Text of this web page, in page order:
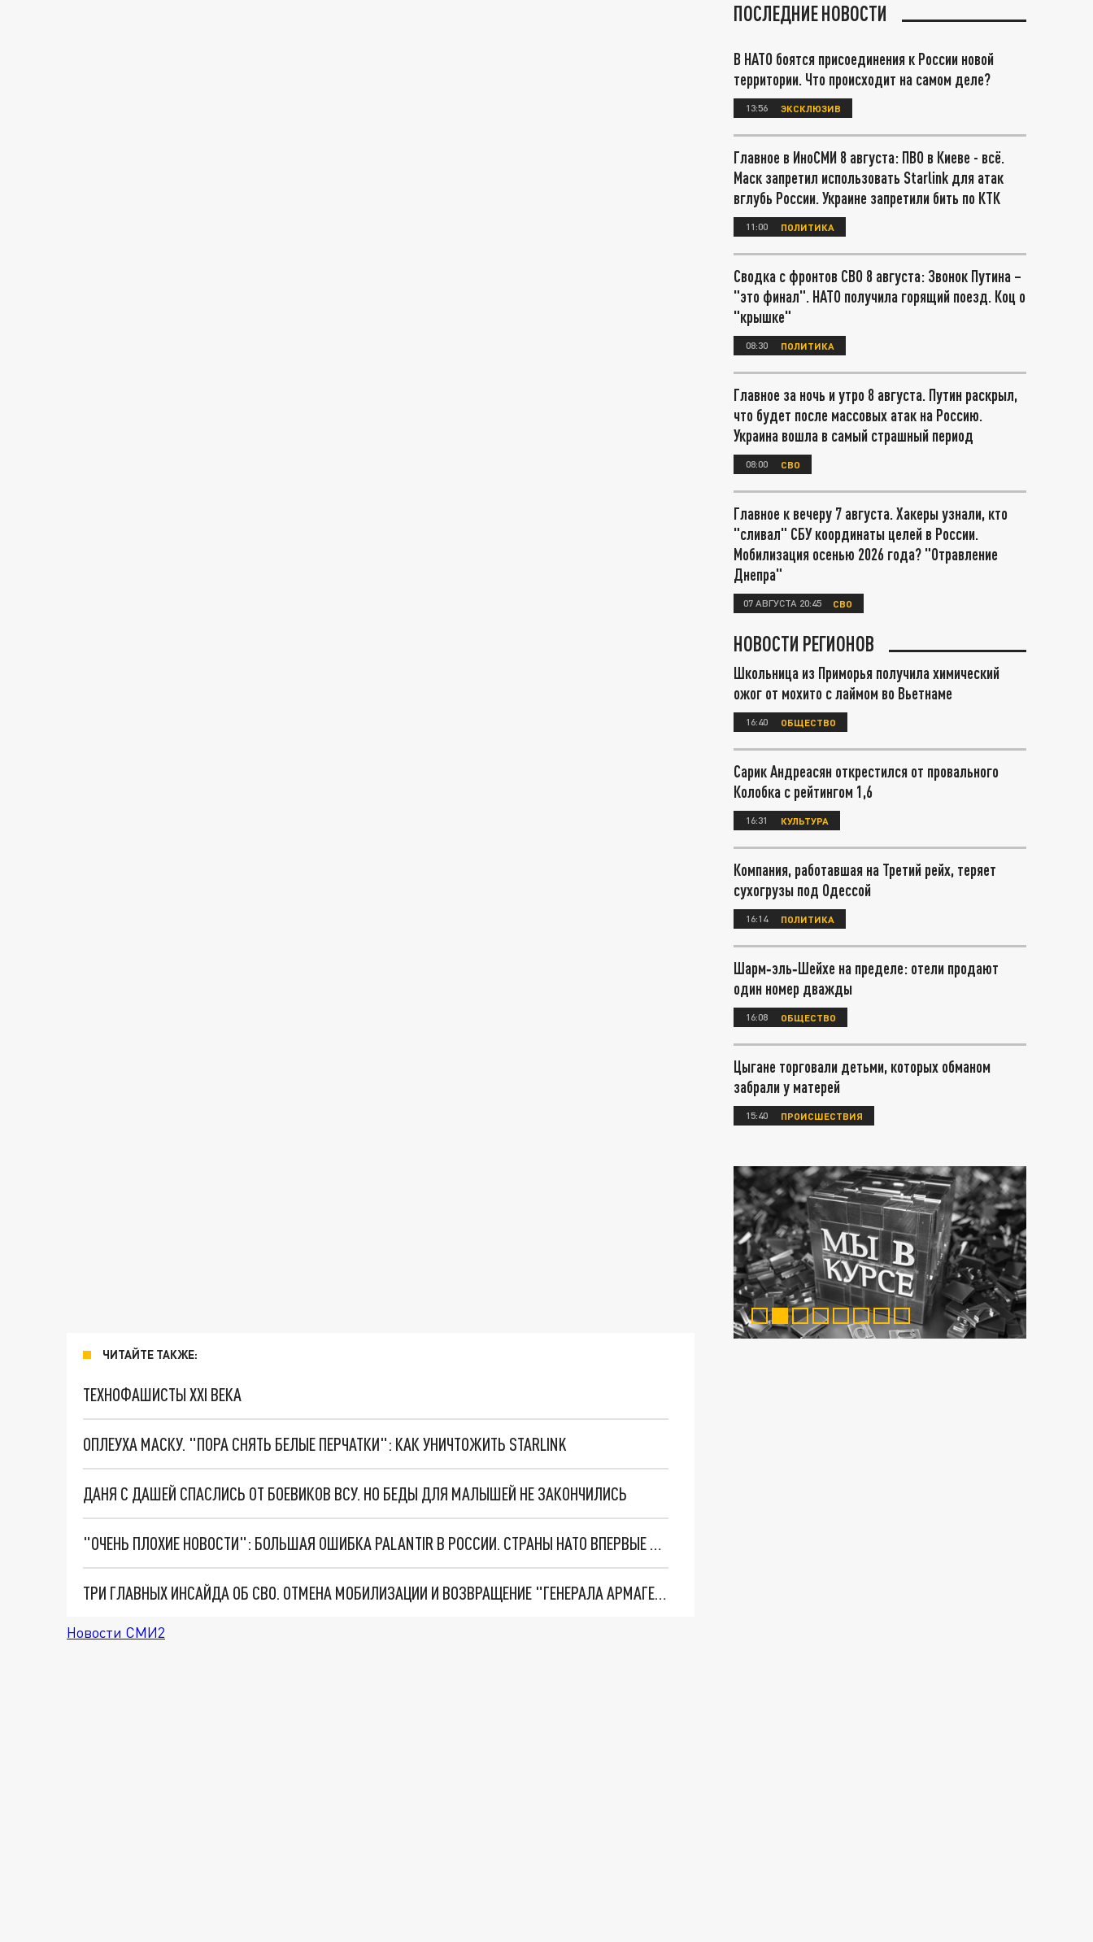
ЧИТАЙТЕ ТАКЖЕ:
ТЕХНОФАШИСТЫ XXI ВЕКА
ОПЛЕУХА МАСКУ. "ПОРА СНЯТЬ БЕЛЫЕ ПЕРЧАТКИ": КАК УНИЧТОЖИТЬ STARLINK
ДАНЯ С ДАШЕЙ СПАСЛИСЬ ОТ БОЕВИКОВ ВСУ. НО БЕДЫ ДЛЯ МАЛЫШЕЙ НЕ ЗАКОНЧИЛИСЬ
"ОЧЕНЬ ПЛОХИЕ НОВОСТИ": БОЛЬШАЯ ОШИБКА PALANTIR В РОССИИ. СТРАНЫ НАТО ВПЕРВЫЕ ЗА СВО ОСТАНОВИЛИ ПОСТАВКИ ОРУЖИЯ. ВСУ ТЕРЯЮТ ПРИГРАНИЧЬЕ?
ТРИ ГЛАВНЫХ ИНСАЙДА ОБ СВО. ОТМЕНА МОБИЛИЗАЦИИ И ВОЗВРАЩЕНИЕ "ГЕНЕРАЛА АРМАГЕДДОНА"? ОТЛИЧНЫЕ НОВОСТИ, КОТОРЫЕ ЖДАЛИ ВСЕ
Новости СМИ2
ПОСЛЕДНИЕ НОВОСТИ
В НАТО боятся присоединения к России новой
территории. Что происходит на самом деле?
13:56 ЭКСКЛЮЗИВ
Главное в ИноСМИ 8 августа: ПВО в Киеве - всё.
Маск запретил использовать Starlink для атак
вглубь России. Украине запретили бить по КТК
11:00 ПОЛИТИКА
Сводка с фронтов СВО 8 августа: Звонок Путина –
"это финал". НАТО получила горящий поезд. Коц о
"крышке"
08:30 ПОЛИТИКА
Главное за ночь и утро 8 августа. Путин раскрыл,
что будет после массовых атак на Россию.
Украина вошла в самый страшный период
08:00 СВО
Главное к вечеру 7 августа. Хакеры узнали, кто
"сливал" СБУ координаты целей в России.
Мобилизация осенью 2026 года? "Отравление
Днепра"
07 АВГУСТА 20:45 СВО
НОВОСТИ РЕГИОНОВ
Школьница из Приморья получила химический
ожог от мохито с лаймом во Вьетнаме
16:40 ОБЩЕСТВО
Сарик Андреасян открестился от провального
Колобка с рейтингом 1,6
16:31 КУЛЬТУРА
Компания, работавшая на Третий рейх, теряет
сухогрузы под Одессой
16:14 ПОЛИТИКА
Шарм‑эль‑Шейхе на пределе: отели продают
один номер дважды
16:08 ОБЩЕСТВО
Цыгане торговали детьми, которых обманом
забрали у матерей
15:40 ПРОИСШЕСТВИЯ